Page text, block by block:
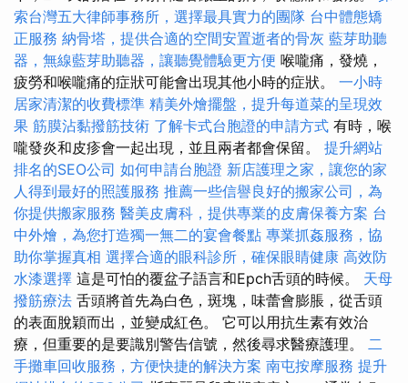
索台灣五大律師事務所，選擇最具實力的團隊 台中體態矯
正服務 納骨塔，提供合適的空間安置逝者的骨灰 藍芽助聽
器，無線藍芽助聽器，讓聽覺體驗更方便 喉嚨痛，發燒，
疲勞和喉嚨痛的症狀可能會出現其他小時的症狀。 一小時
居家清潔的收費標準 精美外燴擺盤，提升每道菜的呈現效
果 筋膜沾黏撥筋技術 了解卡式台胞證的申請方式 有時，喉
嚨發炎和皮疹會一起出現，並且兩者都會保留。 提升網站
排名的SEO公司 如何申請台胞證 新店護理之家，讓您的家
人得到最好的照護服務 推薦一些信譽良好的搬家公司，為
你提供搬家服務 醫美皮膚科，提供專業的皮膚保養方案 台
中外燴，為您打造獨一無二的宴會餐點 專業抓姦服務，協
助你掌握真相 選擇合適的眼科診所，確保眼睛健康 高效防
水漆選擇 這是可怕的覆盆子語言和Epch舌頭的時候。 天母
撥筋療法 舌頭將首先為白色，斑塊，味蕾會膨脹，從舌頭
的表面脫穎而出，並變成紅色。 它可以用抗生素有效治
療，但重要的是要識別警告信號，然後尋求醫療護理。 二
手攤車回收服務，方便快捷的解決方案 南屯按摩服務 提升